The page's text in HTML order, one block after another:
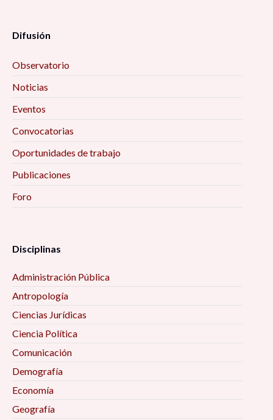
Difusión
Observatorio
Noticias
Eventos
Convocatorias
Oportunidades de trabajo
Publicaciones
Foro
Disciplinas
Administración Pública
Antropología
Ciencias Jurídicas
Ciencia Política
Comunicación
Demografía
Economía
Geografía